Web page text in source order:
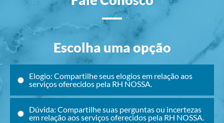
Escolha uma opção
Elogio: Compartilhe seus elogios em relação aos
serviços oferecidos pela RH NOSSA.
Dúvida: Compartilhe suas perguntas ou incertezas
em relação aos serviços oferecidos pela RH NOSSA.